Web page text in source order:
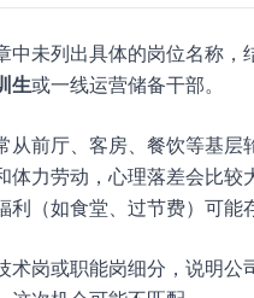
中未列出具体的岗位名称，
生或一线运营储备干部。
从前厅、客房、餐饮等基
体力劳动，心理落差会比
利（如食堂、过节费）可能
术岗或职能岗细分，说明